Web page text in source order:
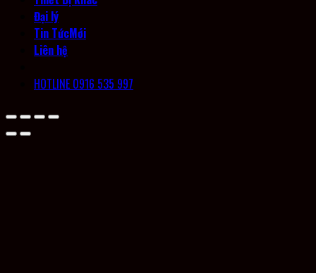
Đại lý
Tin Tức
Liên hệ
HOTLINE 0916 535 997